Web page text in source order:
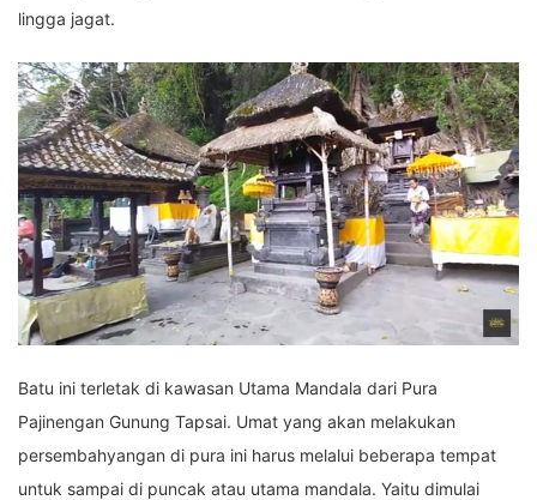
lingga jagat.
Batu ini terletak di kawasan Utama Mandala dari Pura
Pajinengan Gunung Tapsai. Umat yang akan melakukan
persembahyangan di pura ini harus melalui beberapa tempat
untuk sampai di puncak atau utama mandala. Yaitu dimulai